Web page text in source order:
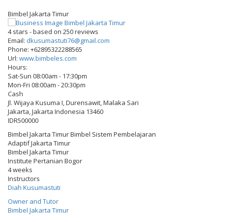
Bimbel Jakarta Timur
4stars - based on250reviews
Email: dkusumastuti76@gmail.com
Phone:+62895322288565
Url:www.bimbeles.com
Hours:
Sat-Sun 08:00am - 17:30pm
Mon-Fri 08:00am - 20:30pm
Cash
Jl. Wijaya Kusuma I, Durensawit, Malaka Sari
Jakarta,Jakarta Indonesia 13460
IDR500000
Bimbel Jakarta Timur Bimbel Sistem Pembelajaran
Adaptif Jakarta Timur
Bimbel Jakarta Timur
Institute Pertanian Bogor
4 weeks
Instructors
Diah Kusumastuti
Owner and Tutor
Bimbel Jakarta Timur